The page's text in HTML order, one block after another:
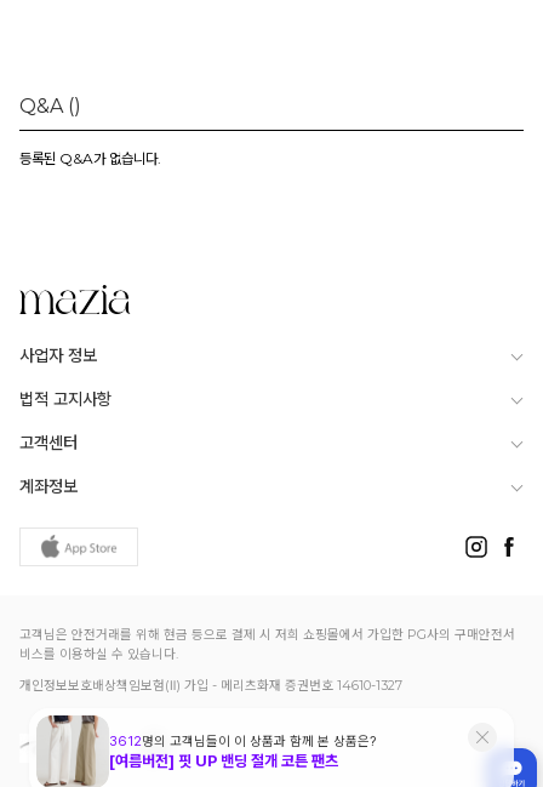
Q&A ()
등록된 Q&A가 없습니다.
사업자 정보
법적 고지사항
고객센터
계좌정보
고객님은 안전거래를 위해 현금 등으로 결제 시 저희 쇼핑몰에서 가입한 PG사의 구매안전서
비스를 이용하실 수 있습니다.
개인정보보호배상책임보험(Ⅱ) 가입 - 메리츠화재 증권번호 14610-1327